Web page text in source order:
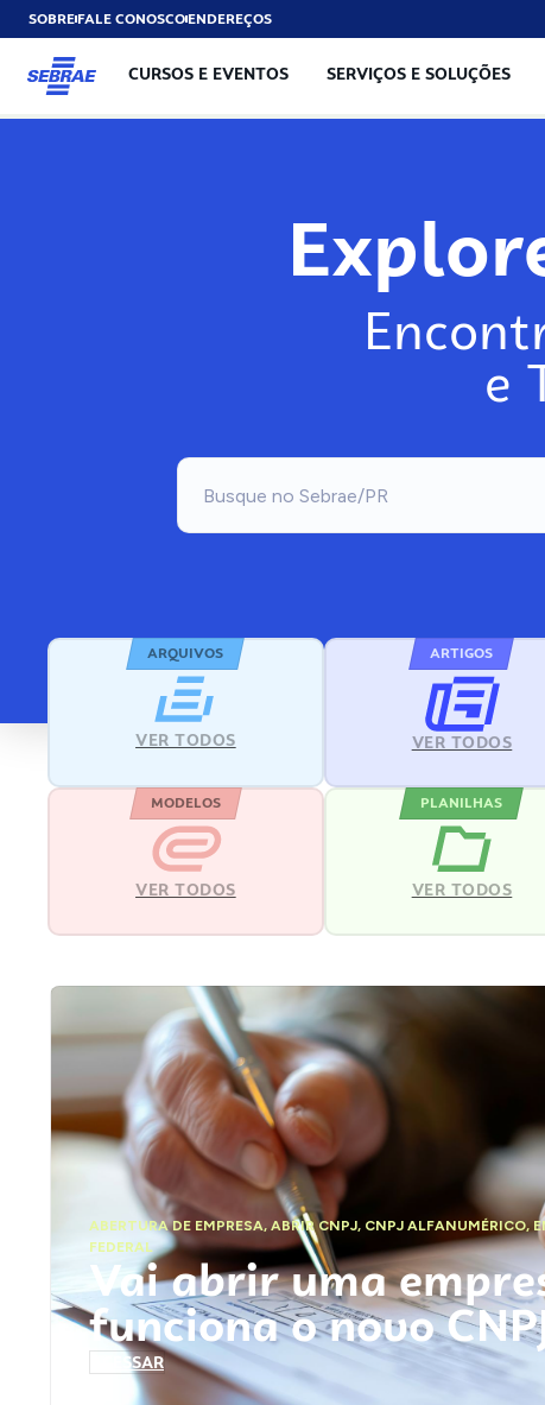
SOBREFALE CONOSCOENDEREÇOS
CURSOS E EVENTOS SERVIÇOS E SOLUÇÕES
e
ARQUIVOS
VER TODOS
ARTIGOS
VER TODOS
MODELOS
VER TODOS
PLANILHAS
VER TODOS
ABERTURA DE EMPRESA,ABRIR CNPJ, CNPJ ALFANUMÉRICO,
FEDERAL
Vai abrir uma
funciona o novo
ACESSAR